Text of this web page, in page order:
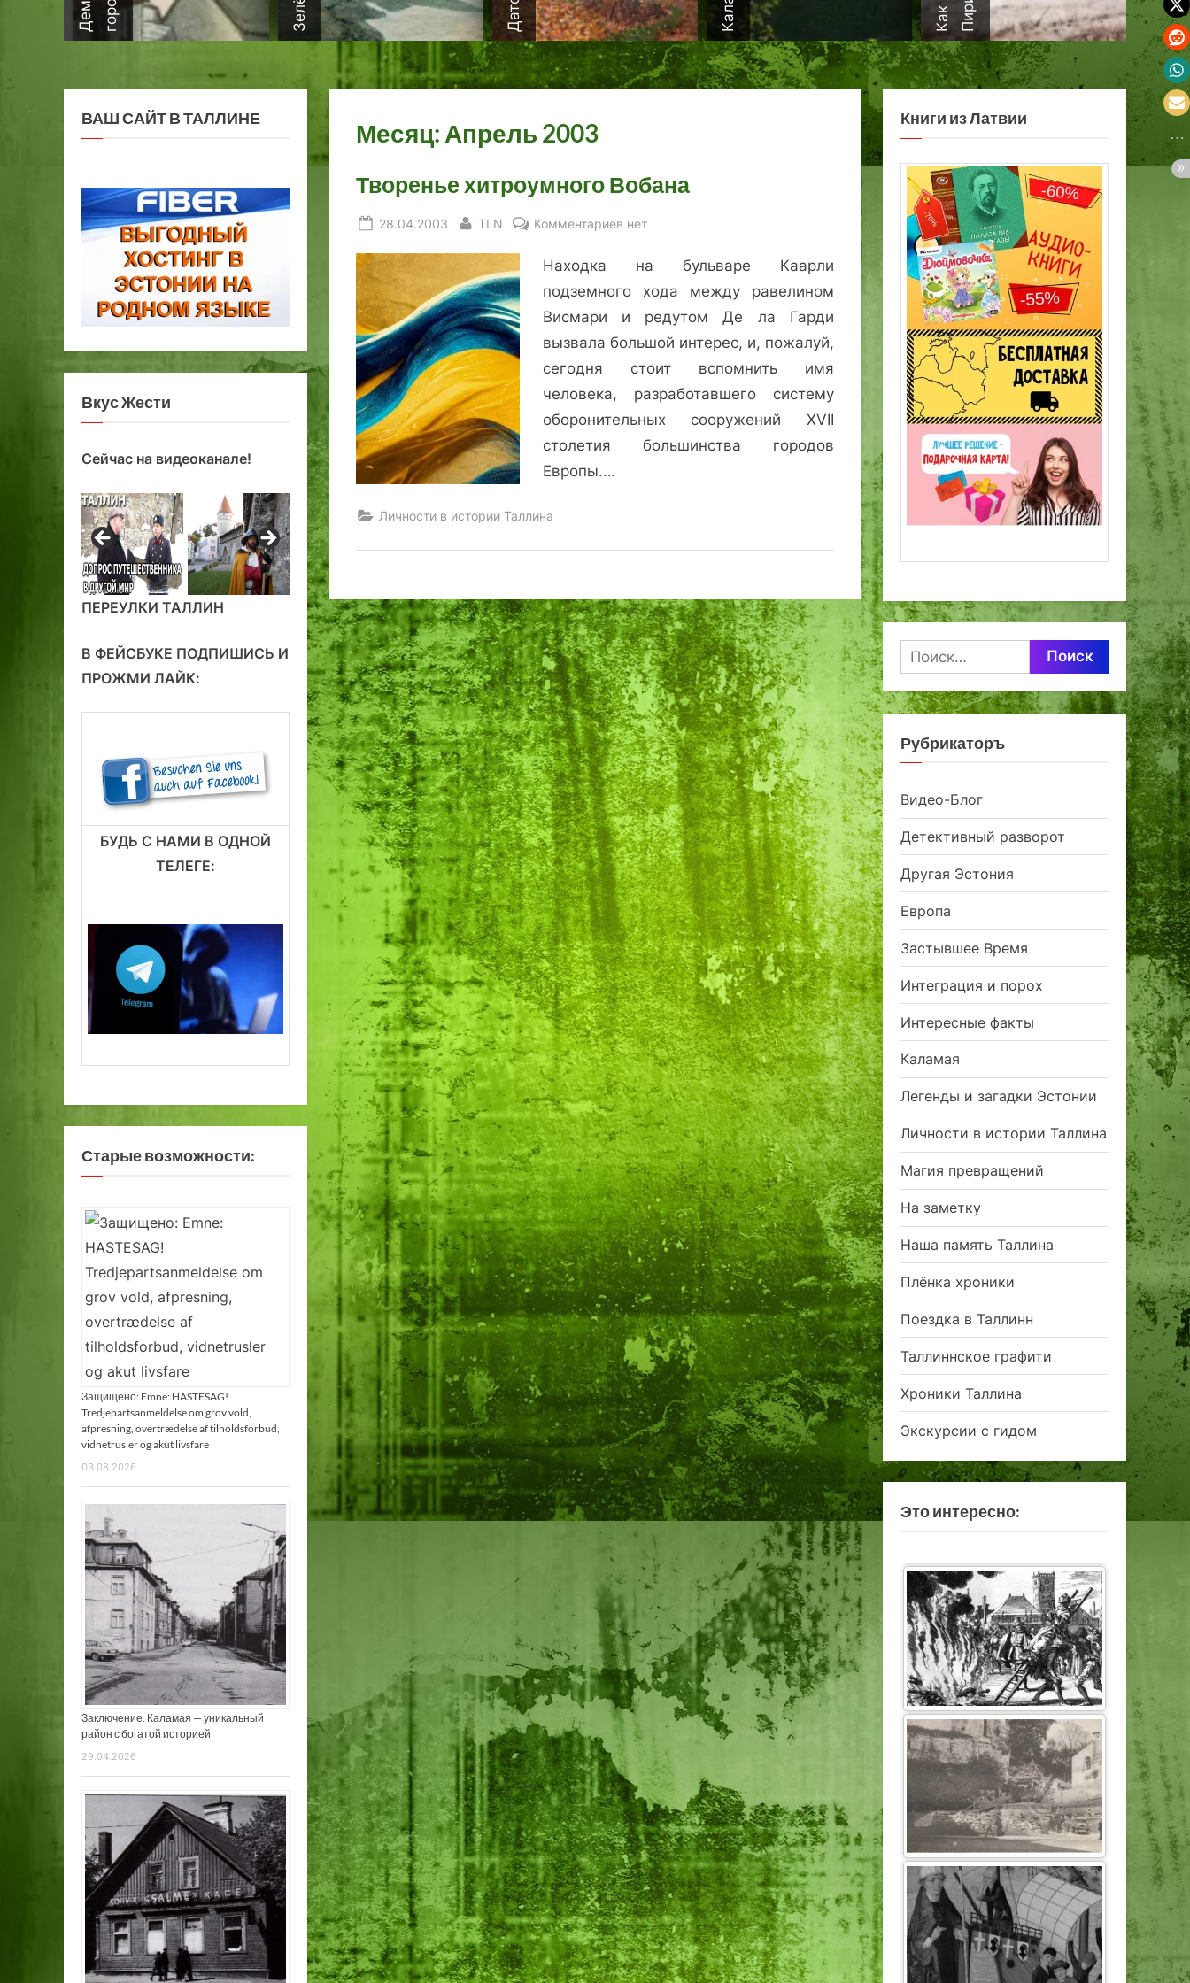
Месяц: Апрель 2003
Творенье хитроумного Вобана
Posted
28.04.2003 By
TLN Комментариев к
Творенье
хитроумного
Вобана
нет
Находка на бульваре Каарли
подземного хода между равелином
Висмари и редутом Де ла Гарди
вызвала большой интерес, и, пожалуй,
сегодня стоит вспомнить имя
человека, разработавшего систему
оборонительных сооружений ХVII
столетия большинства городов
Европы.…
Личности в истории Таллина
ВАШ САЙТ В ТАЛЛИНЕ
Вкус Жести
Сейчас на видеоканале!
ПЕРЕУЛКИ ТАЛЛИН
В ФЕЙСБУКЕ ПОДПИШИСЬ И
ПРОЖМИ ЛАЙК:
БУДЬ С НАМИ В ОДНОЙ
ТЕЛЕГЕ:
Старые возможности:
Защищено: Emne: HASTESAG!
Tredjepartsanmeldelse om grov vold,
afpresning, overtrædelse af tilholdsforbud,
vidnetrusler og akut livsfare
03.08.2026
Заключение. Каламая — уникальный
район с богатой историей
29.04.2026
Книги из Латвии
Найти:
Рубрикаторъ
Видео-Блог
Детективный разворот
Другая Эстония
Европа
Застывшее Время
Интеграция и порох
Интересные факты
Каламая
Легенды и загадки Эстонии
Личности в истории Таллина
Магия превращений
На заметку
Наша память Таллина
Плёнка хроники
Поездка в Таллинн
Таллиннское графити
Хроники Таллина
Экскурсии с гидом
Это интересно: